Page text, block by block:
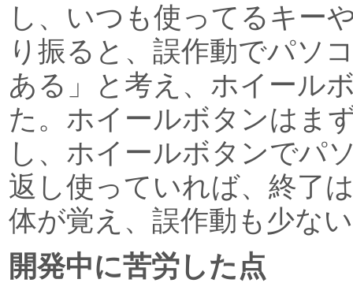
し、いつも使ってるキー
り振ると、誤作動でパソ
ある」と考え、ホイール
た。ホイールボタンはま
し、ホイールボタンでパ
返し使っていれば、終了
体が覚え、誤作動も少な
開発中に苦労した点